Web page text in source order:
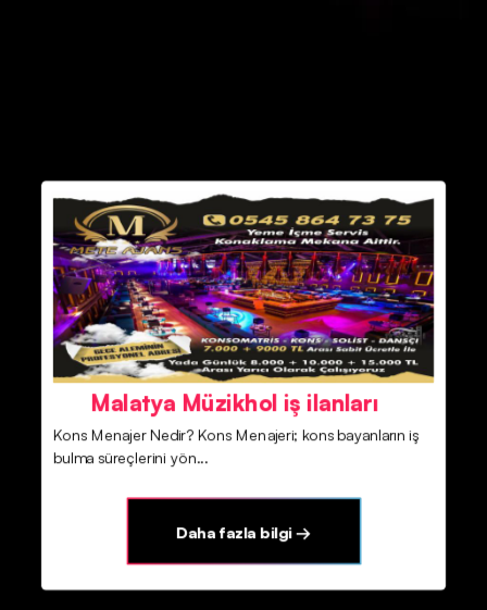
Malatya Müzikhol iş ilanları
Kons Menajer Nedir? Kons Menajeri; kons bayanların iş
bulma süreçlerini yön...
Daha fazla bilgi →